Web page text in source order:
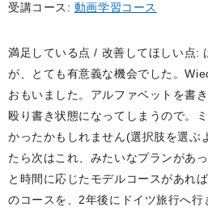
受講コース: 動画学習コース
満足している点 / 改善してほしい点:
が、とても有意義な機会でした。
おもいました。アルファベットを書
殴り書き状態になってしまうので。
かったかもしれません(選択肢を選ぶ
たら次はこれ、みたいなプランがあ
と時間に応じたモデルコースがあれ
のコースを、2年後にドイツ旅行へ